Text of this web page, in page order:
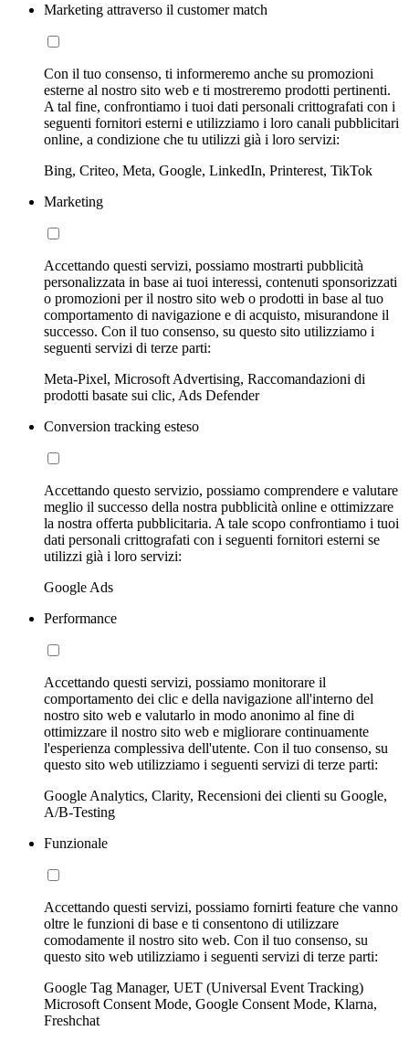
Marketing attraverso il customer match
Con il tuo consenso, ti informeremo anche su promozioni
esterne al nostro sito web e ti mostreremo prodotti pertinenti.
A tal fine, confrontiamo i tuoi dati personali crittografati con i
seguenti fornitori esterni e utilizziamo i loro canali pubblicitari
online, a condizione che tu utilizzi già i loro servizi:
Bing, Criteo, Meta, Google, LinkedIn, Printerest, TikTok
Marketing
Accettando questi servizi, possiamo mostrarti pubblicità
personalizzata in base ai tuoi interessi, contenuti sponsorizzati
o promozioni per il nostro sito web o prodotti in base al tuo
comportamento di navigazione e di acquisto, misurandone il
successo. Con il tuo consenso, su questo sito utilizziamo i
seguenti servizi di terze parti:
Meta-Pixel, Microsoft Advertising, Raccomandazioni di
prodotti basate sui clic, Ads Defender
Conversion tracking esteso
Accettando questo servizio, possiamo comprendere e valutare
meglio il successo della nostra pubblicità online e ottimizzare
la nostra offerta pubblicitaria. A tale scopo confrontiamo i tuoi
dati personali crittografati con i seguenti fornitori esterni se
utilizzi già i loro servizi:
Google Ads
Performance
Accettando questi servizi, possiamo monitorare il
comportamento dei clic e della navigazione all'interno del
nostro sito web e valutarlo in modo anonimo al fine di
ottimizzare il nostro sito web e migliorare continuamente
l'esperienza complessiva dell'utente. Con il tuo consenso, su
questo sito web utilizziamo i seguenti servizi di terze parti:
Google Analytics, Clarity, Recensioni dei clienti su Google,
A/B-Testing
Funzionale
Accettando questi servizi, possiamo fornirti feature che vanno
oltre le funzioni di base e ti consentono di utilizzare
comodamente il nostro sito web. Con il tuo consenso, su
questo sito web utilizziamo i seguenti servizi di terze parti:
Google Tag Manager, UET (Universal Event Tracking)
Microsoft Consent Mode, Google Consent Mode, Klarna,
Freshchat